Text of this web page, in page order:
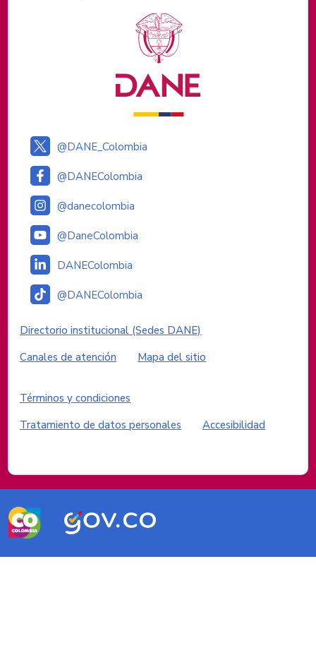
Logos institucionales
@DANE_Colombia
@DANEColombia
@danecolombia
@DaneColombia
DANEColombia
@DANEColombia
Enlaces institucionales
Directorio institucional (Sedes DANE)
Canales de atención
Mapa del sitio
Enlaces del sitio
Términos y condiciones
Tratamiento de datos personales
Accesibilidad
Logos del Gobierno de Colombia
Logo
marca
Logo